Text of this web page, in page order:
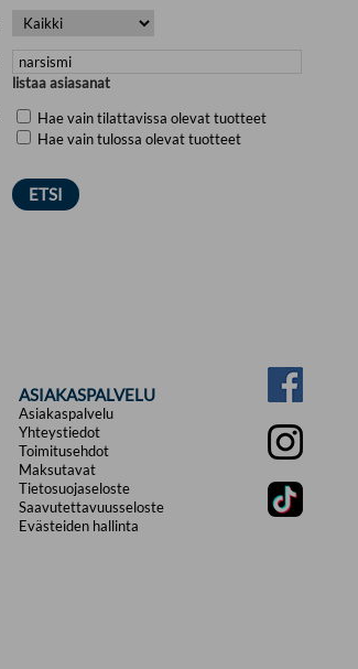
listaa asiasanat
Hae vain tilattavissa olevat tuotteet
Hae vain tulossa olevat tuotteet
ASIAKASPALVELU
Asiakaspalvelu
Yhteystiedot
Toimitusehdot
Maksutavat
Tietosuojaseloste
Saavutettavuusseloste
Evästeiden hallinta